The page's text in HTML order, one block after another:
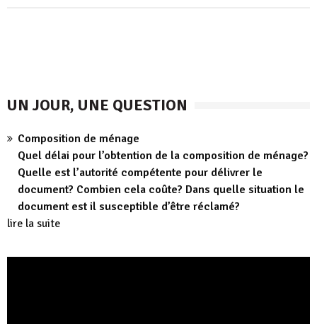
UN JOUR, UNE QUESTION
Composition de ménage
Quel délai pour l’obtention de la composition de ménage?
Quelle est l’autorité compétente pour délivrer le
document? Combien cela coûte? Dans quelle situation le
document est il susceptible d’être réclamé?
lire la suite